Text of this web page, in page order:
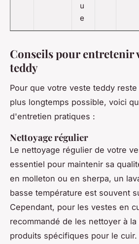
u
e
Conseils pour entretenir
teddy
Pour que votre veste teddy
plus longtemps possible, voici
d'entretien pratiques :
Nettoyage régulier
Le nettoyage régulier de votre
essentiel pour maintenir sa
en molleton ou en sherpa, un
basse température est souvent
Cependant, pour les vestes en
recommandé de les nettoyer à
produits spécifiques pour le cuir.